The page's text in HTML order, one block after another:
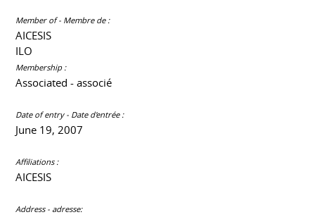
Member of - Membre de :
AICESIS
ILO
Membership :
Associated - associé
Date of entry - Date d'entrée :
June 19, 2007
Affiliations :
AICESIS
Address - adresse: